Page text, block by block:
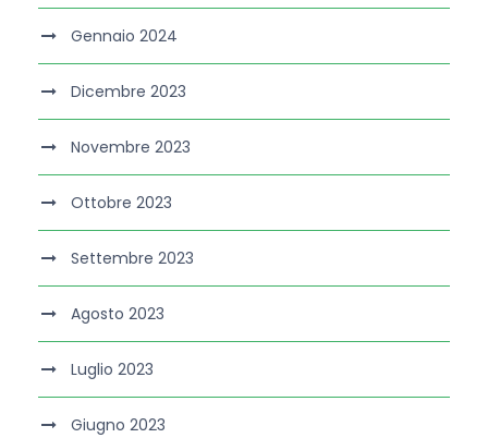
Gennaio 2024
Dicembre 2023
Novembre 2023
Ottobre 2023
Settembre 2023
Agosto 2023
Luglio 2023
Giugno 2023